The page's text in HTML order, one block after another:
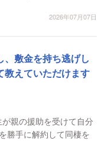
2026年07月07日
、敷金を持ち逃げし
教えていただけます
が親の援助を受けて自分
勝手に解約して同棲を